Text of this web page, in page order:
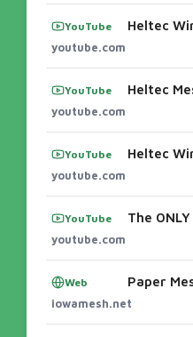
YouTube
youtube.com
YouTube
youtube.com
YouTube
youtube.com
YouTube
youtube.com
Web Paper
iowamesh.net